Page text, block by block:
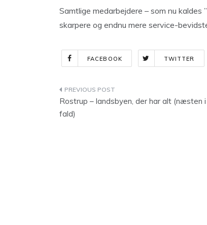
Samtlige medarbejdere – som nu
skarpere og endnu mere service-
FACEBOOK TWITTER
Indlægsnavigation
Rostrup – landsbyen, der har alt (næsten
fald)